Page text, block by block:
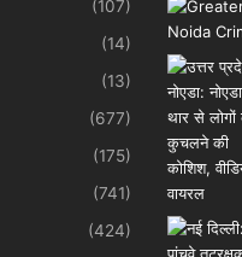
(107)
(14)
(13)
(677)
(175)
(741)
(424)